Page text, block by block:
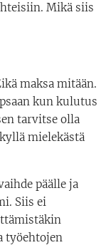
Mikä siis
maksa mitään.
kun kulutus
tarvitse olla
mielekästä
päälle ja
Siis ei
työehtojen